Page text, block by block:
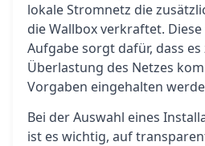
lokale Stromnetz die
die Wallbox verkraftet.
Aufgabe sorgt dafür, dass
Überlastung des Netzes
Vorgaben eingehalten
Bei der Auswahl eines
ist es wichtig, auf